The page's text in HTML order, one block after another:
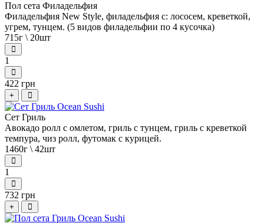
Пол сета Филадельфия
Филадельфия New Style, филадельфия с: лососем, креветкой,
угрем, тунцем. (5 видов филадельфии по 4 кусочка)
715г \ 20шт
1
422 грн
+
Сет Гриль
Авокадо ролл с омлетом, гриль с тунцем, гриль с креветкой
темпура, чиз ролл, футомак с курицей.
1460г \ 42шт
1
732 грн
+